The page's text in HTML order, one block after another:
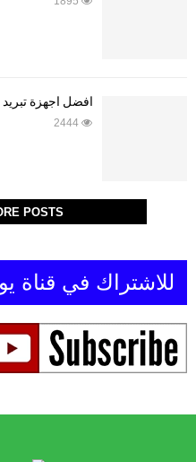
أفضل أجهزة تبريد
2444
POSTS
للاشتراك في قناة